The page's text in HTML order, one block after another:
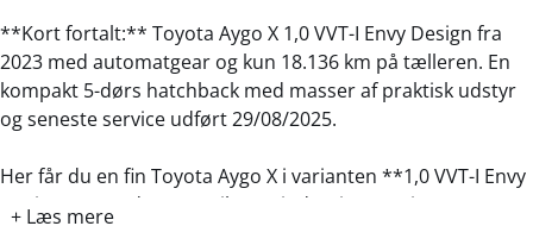
**Kort fortalt:** Toyota Aygo X 1,0 VVT-I Envy Design fra
2023 med automatgear og kun 18.136 km på tælleren. En
kompakt 5-dørs hatchback med masser af praktisk udstyr
og seneste service udført 29/08/2025.
Her får du en fin Toyota Aygo X i varianten **1,0 VVT-I Envy
Design 72HK 5d Aut.** Bilen er indregistreret i 2023 og
+ Læs mere